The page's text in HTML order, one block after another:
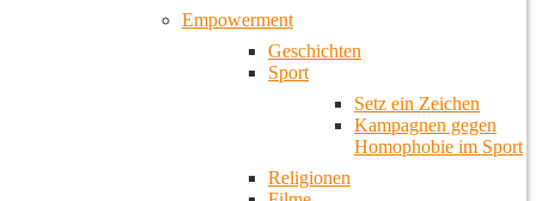
Empowerment
Geschichten
Sport
Setz ein Zeichen
Kampagnen gegen
Homophobie im Sport
Religionen